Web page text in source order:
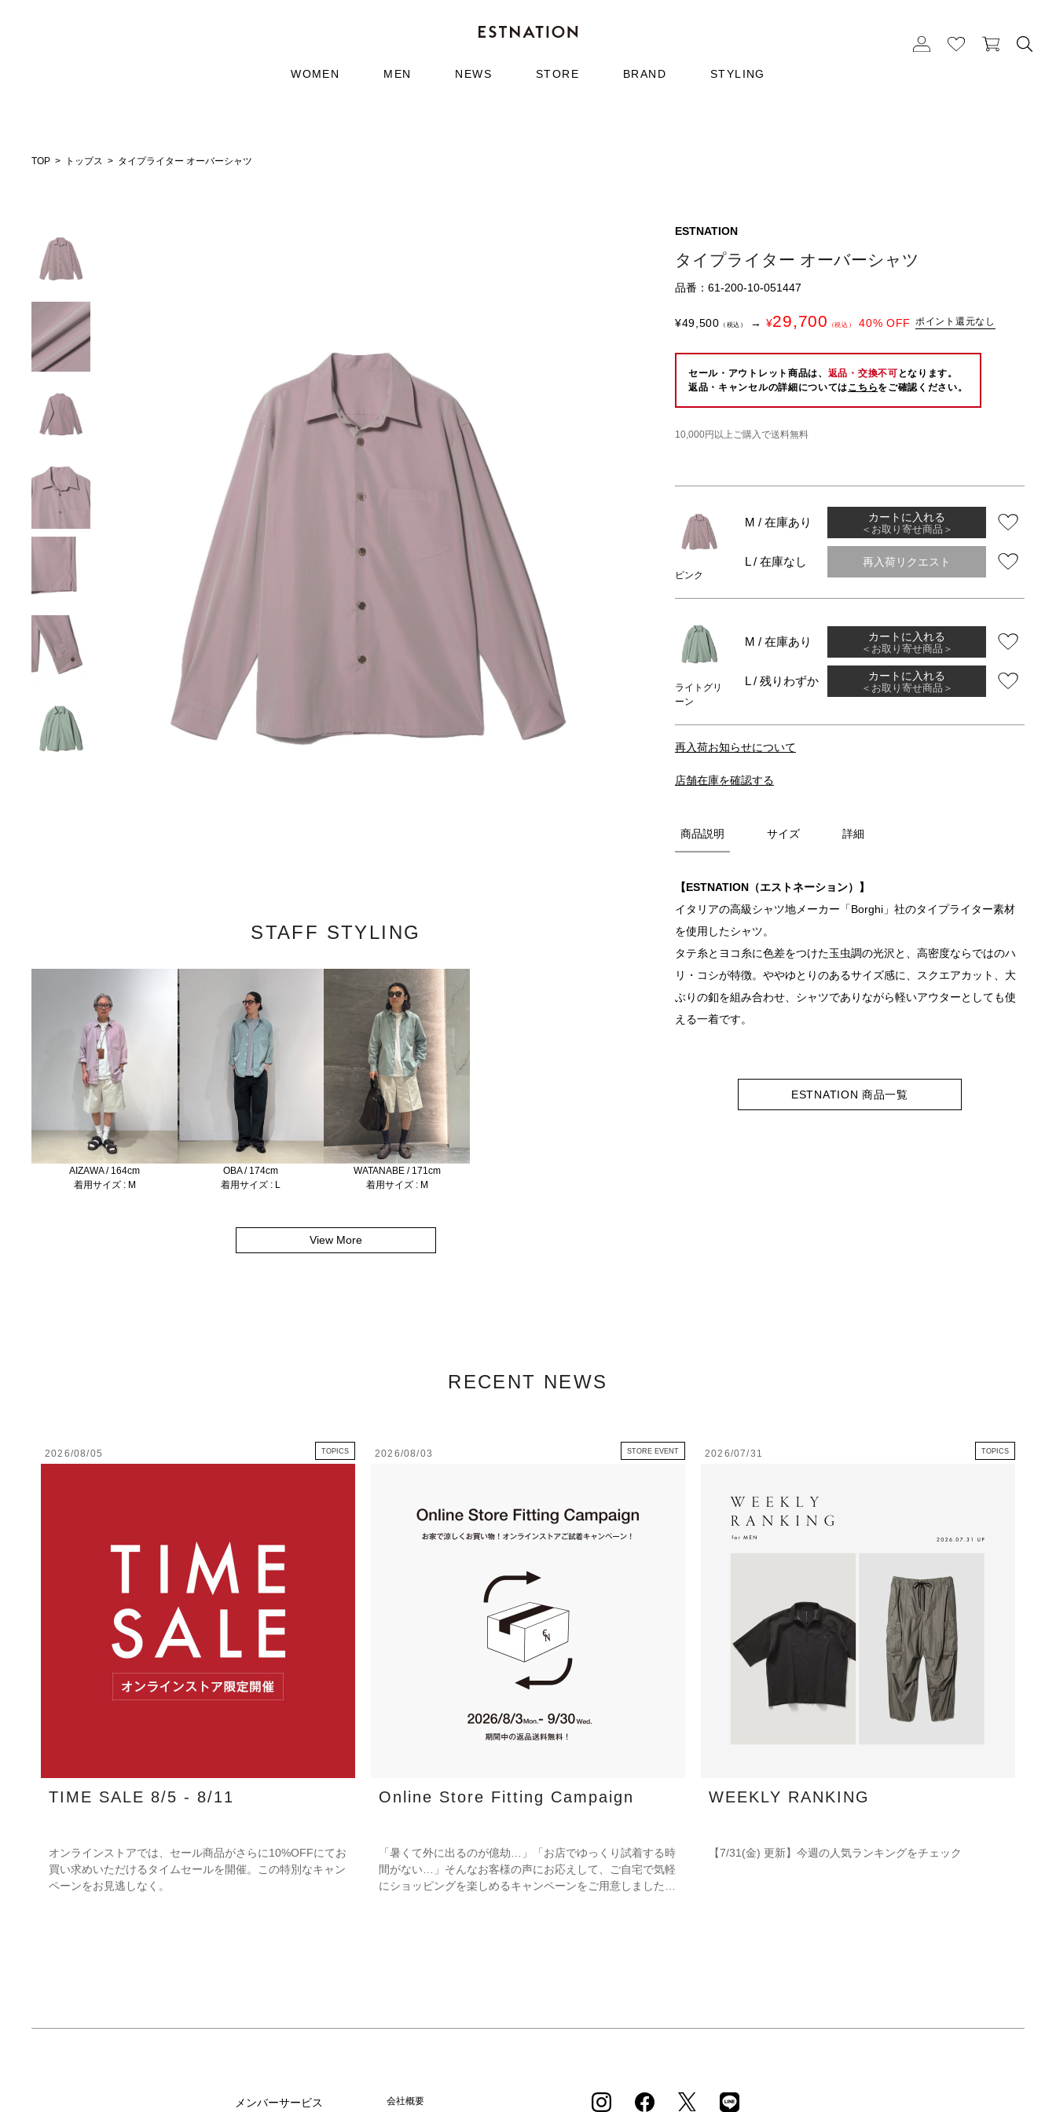
WOMEN MEN NEWS STORE BRAND STYLING
TOP トップス タイプライター オーバーシャツ
STAFF STYLING
AIZAWA / 164cm
着用サイズ : M
OBA / 174cm
着用サイズ : L
WATANABE / 171cm
着用サイズ : M
View More
ESTNATION
タイプライター オーバーシャツ
品番：61-200-10-051447
¥49,500 （税込） → ¥29,700 （税込） 40% OFF ポイント還元なし
セール・アウトレット商品は、 返品・交換不可 となります。
返品・キャンセルの詳細についてはこちらをご確認ください。
10,000円以上ご購入で送料無料
ピンク
M / 在庫あり カートに入れる
＜お取り寄せ商品＞
L / 在庫なし 再入荷リクエスト
ライトグリ
ーン
M / 在庫あり カートに入れる
＜お取り寄せ商品＞
L / 残りわずか カートに入れる
＜お取り寄せ商品＞
再入荷お知らせについて
店舗在庫を確認する
商品説明 サイズ 詳細
【ESTNATION（エストネーション）】
イタリアの高級シャツ地メーカー「Borghi」社のタイプライター素材
を使用したシャツ。
タテ糸とヨコ糸に色差をつけた玉虫調の光沢と、高密度ならではのハ
リ・コシが特徴。ややゆとりのあるサイズ感に、スクエアカット、大
ぶりの釦を組み合わせ、シャツでありながら軽いアウターとしても使
える一着です。
ESTNATION 商品一覧
RECENT NEWS
2026/08/05 TOPICS
TIME SALE 8/5 - 8/11
オンラインストアでは、セール商品がさらに10%OFFにてお
買い求めいただけるタイムセールを開催。この特別なキャン
ペーンをお見逃しなく。
2026/08/03 STORE EVENT
Online Store Fitting Campaign
「暑くて外に出るのが億劫…」「お店でゆっくり試着する時
間がない…」そんなお客様の声にお応えして、ご自宅で気軽
にショッピングを楽しめるキャンペーンをご用意しました！
い合わせ内容を確認後、カスタマーサポートより返品方法を
2026/07/31 TOPICS
WEEKLY RANKING
【7/31(金) 更新】今週の人気ランキングをチェック
メンバーサービス 会社概要